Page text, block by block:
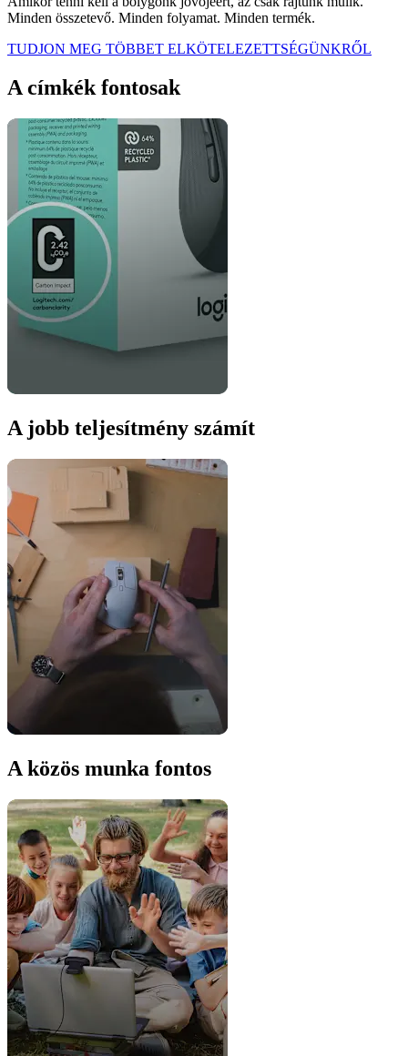
Minden összetevő. Minden folyamat. Minden termék.
TUDJON MEG TÖBBET ELKÖTELEZETTSÉGÜNKRŐL
A címkék fontosak
A jobb teljesítmény számít
A közös munka fontos